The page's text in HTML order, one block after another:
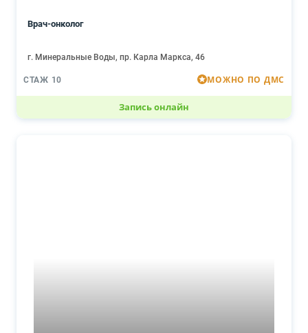
Врач-онколог
г. Минеральные Воды, пр. Карла Маркса, 46
СТАЖ 10 МОЖНО ПО ДМС
Запись онлайн